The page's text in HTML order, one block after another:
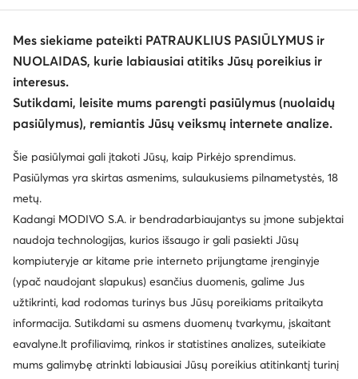
© eavalyne.lt 2026
Taisyklės
Pakeisti nustatymus
Privatumo politika
Duomenų apsauga
Mes siekiame pateikti PATRAUKLIUS PASIŪLYMUS ir
NUOLAIDAS, kurie labiausiai atitiks Jūsų poreikius ir
interesus.
Sutikdami, leisite mums parengti pasiūlymus (nuolaidų
pasiūlymus), remiantis Jūsų veiksmų internete analize.
Šie pasiūlymai gali įtakoti Jūsų, kaip Pirkėjo sprendimus.
Pasiūlymas yra skirtas asmenims, sulaukusiems pilnametystės, 18
metų.
Kadangi MODIVO S.A. ir bendradarbiaujantys su įmone subjektai
naudoja technologijas, kurios išsaugo ir gali pasiekti Jūsų
kompiuteryje ar kitame prie interneto prijungtame įrenginyje
(ypač naudojant slapukus) esančius duomenis, galime Jus
užtikrinti, kad rodomas turinys bus Jūsų poreikiams pritaikyta
informacija. Sutikdami su asmens duomenų tvarkymu, įskaitant
eavalyne.lt profiliavimą, rinkos ir statistines analizes, suteikiate
mums galimybę atrinkti labiausiai Jūsų poreikius atitinkantį turinį